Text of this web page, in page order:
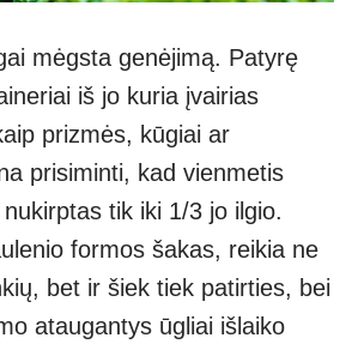
mėgsta genėjimą. Patyrę
iš jo kuria įvairias
prizmės, kūgiai ar
prisiminti, kad vienmetis
tik iki 1/3 jo ilgio.
formos šakas, reikia ne
bet ir šiek tiek patirties, bei
ataugantys ūgliai išlaiko